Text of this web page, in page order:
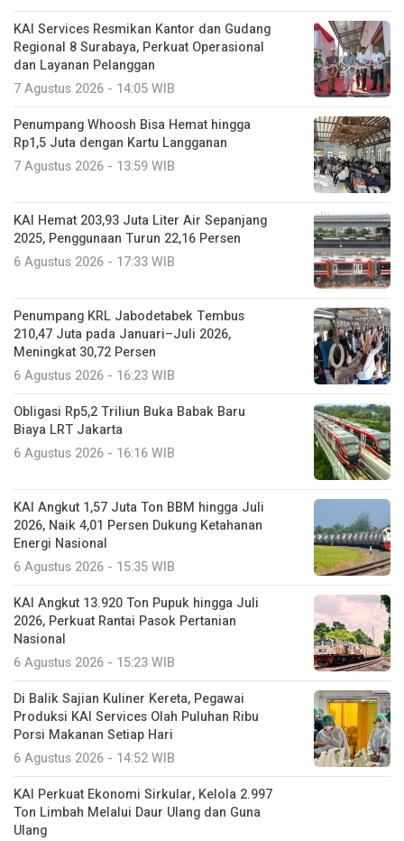
KAI Services Resmikan Kantor dan Gudang
Regional 8 Surabaya, Perkuat Operasional
dan Layanan Pelanggan
7 Agustus 2026 - 14:05 WIB
Penumpang Whoosh Bisa Hemat hingga
Rp1,5 Juta dengan Kartu Langganan
7 Agustus 2026 - 13:59 WIB
KAI Hemat 203,93 Juta Liter Air Sepanjang
2025, Penggunaan Turun 22,16 Persen
6 Agustus 2026 - 17:33 WIB
Penumpang KRL Jabodetabek Tembus
210,47 Juta pada Januari–Juli 2026,
Meningkat 30,72 Persen
6 Agustus 2026 - 16:23 WIB
Obligasi Rp5,2 Triliun Buka Babak Baru
Biaya LRT Jakarta
6 Agustus 2026 - 16:16 WIB
KAI Angkut 1,57 Juta Ton BBM hingga Juli
2026, Naik 4,01 Persen Dukung Ketahanan
Energi Nasional
6 Agustus 2026 - 15:35 WIB
KAI Angkut 13.920 Ton Pupuk hingga Juli
2026, Perkuat Rantai Pasok Pertanian
Nasional
6 Agustus 2026 - 15:23 WIB
Di Balik Sajian Kuliner Kereta, Pegawai
Produksi KAI Services Olah Puluhan Ribu
Porsi Makanan Setiap Hari
6 Agustus 2026 - 14:52 WIB
KAI Perkuat Ekonomi Sirkular, Kelola 2.997
Ton Limbah Melalui Daur Ulang dan Guna
Ulang